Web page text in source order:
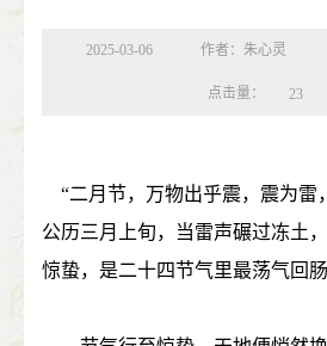
2025-03-06 作者：朱心灵
点击量： 23
“二月节，万物出乎震，震为雷
公历三月上旬，当雷声碾过冻土
惊蛰，是二十四节气里最荡气回肠